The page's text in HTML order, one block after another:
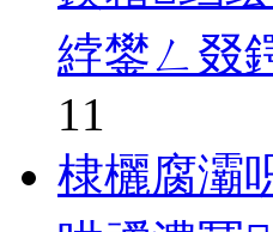
綍鐢ㄥ叕
11
棣欐腐灞